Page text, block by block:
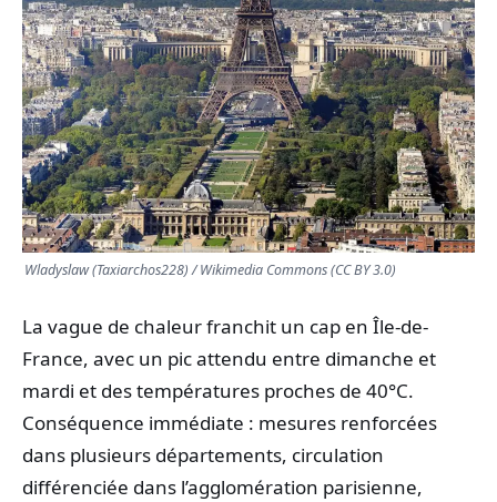
POLITIQUE
SPORT
CULTURE
SCIENCES & TECH
Wladyslaw (Taxiarchos228) / Wikimedia Commons (CC BY 3.0)
La vague de chaleur franchit un cap en Île-de-
France, avec un pic attendu entre dimanche et
mardi et des températures proches de 40°C.
Conséquence immédiate : mesures renforcées
dans plusieurs départements, circulation
différenciée dans l’agglomération parisienne,